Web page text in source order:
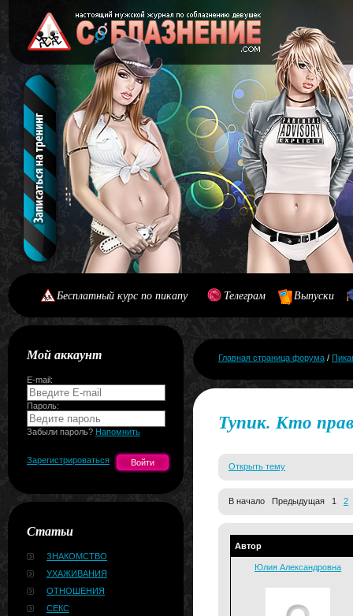
Бесплатный курс по пикапу Телеграм Выпуски
Мой аккаунт
E-mail:
Пароль:
Забыли пароль? Напомнить
Зарегистрироваться
Статьи
ЗНАКОМСТВО
УХАЖИВАНИЯ
ОТНОШЕНИЯ
СЕКС
Главная страница форума /
Тупик. Кто
Открыть тему
В начало Предыдущая 1 2
Автор
Юлия Александровна